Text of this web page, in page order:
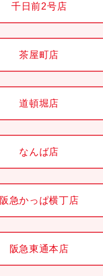
千日前2号店
茶屋町店
道頓堀店
なんば店
阪急かっぱ横丁店
阪急東通本店